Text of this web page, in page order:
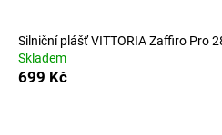
Silniční plášť VITTORIA Zaffiro Pro
Skladem
699 Kč